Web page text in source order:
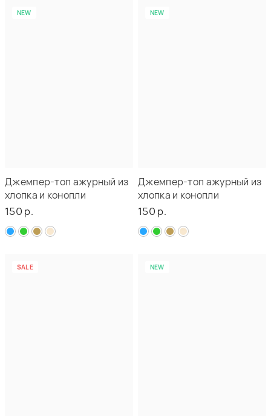
NEW
Джемпер-топ ажурный из
хлопка и конопли
150 р.
NEW
Джемпер-топ ажурный из
хлопка и конопли
150 р.
NEW
SALE NEW